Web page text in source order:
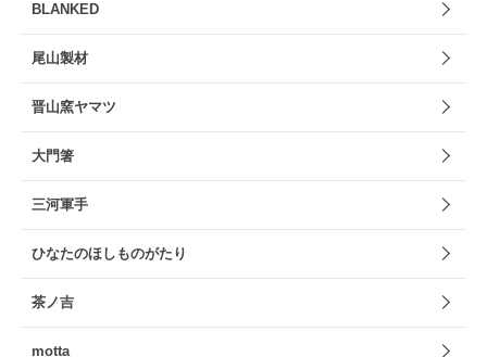
BLANKED
尾山製材
晋山窯ヤマツ
大門箸
三河軍手
ひなたのほしものがたり
茶ノ吉
motta